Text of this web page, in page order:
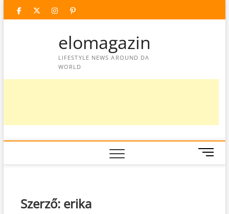
facebooktwitter
instagram
googleplus
pinterest
elomagazin
LIFESTYLE NEWS AROUND DA
WORLD
M
e
Szerző: erika